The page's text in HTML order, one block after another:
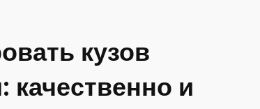
кузов
качественно и